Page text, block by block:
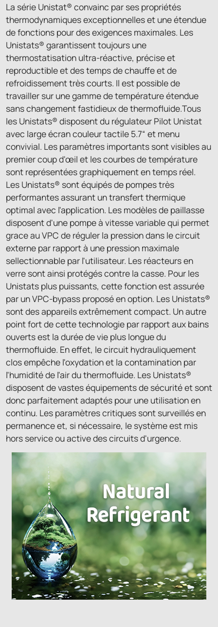
La série Unistat® convainc par ses propriétés
thermodynamiques exceptionnelles et une étendue
de fonctions pour des exigences maximales. Les
Unistats® garantissent toujours une
thermostatisation ultra-réactive, précise et
reproductible et des temps de chauffe et de
refroidissement très courts. Il est possible de
travailler sur une gamme de température étendue
sans changement fastidieux de thermofluide.Tous
les Unistats® disposent du régulateur Pilot Unistat
avec large écran couleur tactile 5.7“ et menu
convivial. Les paramètres importants sont visibles au
premier coup d'œil et les courbes de température
sont représentées graphiquement en temps réel.
Les Unistats® sont équipés de pompes très
performantes assurant un transfert thermique
optimal avec l'application. Les modèles de paillasse
disposent d'une pompe à vitesse variable qui permet
grace au VPC de réguler la pression dans le circuit
externe par rapport à une pression maximale
sellectionnable par l'utilisateur. Les réacteurs en
verre sont ainsi protégés contre la casse. Pour les
Unistats plus puissants, cette fonction est assurée
par un VPC-bypass proposé en option. Les Unistats®
sont des appareils extrêmement compact. Un autre
point fort de cette technologie par rapport aux bains
ouverts est la durée de vie plus longue du
thermofluide. En effet, le circuit hydrauliquement
clos empêche l'oxydation et la contamination par
l'humidité de l'air du thermofluide. Les Unistats®
disposent de vastes équipements de sécurité et sont
donc parfaitement adaptés pour une utilisation en
continu. Les paramètres critiques sont surveillés en
permanence et, si nécessaire, le système est mis
hors service ou active des circuits d'urgence.